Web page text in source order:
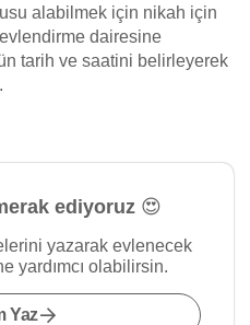
alabilmek için nikah için
dairesine
tarih ve saatini belirleyerek
ediyoruz 😍
yazarak evlenecek
yardımcı olabilirsin.
Yaz